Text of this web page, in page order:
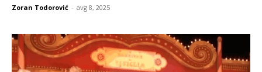
Zoran Todorović - avg 8, 2025